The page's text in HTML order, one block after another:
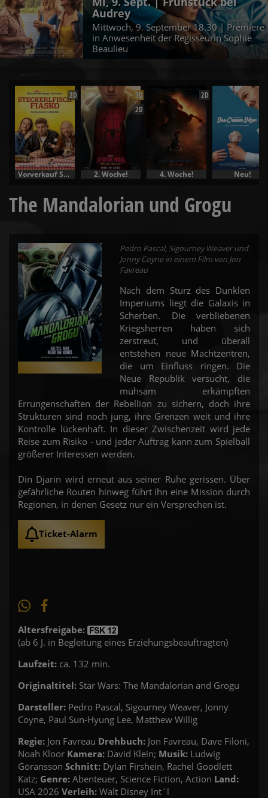
Audrey
Mittwoch, 9. September 18.30 | Premiere
in Anwesenheit der Regisseurin Sophie
Beaulieu
2D
Vorverkauf Specials
3D
2D
2. Woche!
2D
4. Woche! Neu!
The Mandalorian und Grogu
Pedro Pascal, Sigourney Weaver und
Jonny Coyne in einem Film von Jon
Favreau
Nach dem Sturz des Dunklen
Imperiums liegt die Galaxis in
Scherben. Die verbliebenen
Kriegsherren haben sich
zerstreut, und überall
entstehen neue Machtzentren,
die um Einfluss ringen. Die
Neue Republik versucht, die
mühsam erkämpften
Errungenschaften der Rebellion zu sichern, doch ihre
Strukturen sind noch jung, ihre Grenzen weit und ihre
Kontrolle lückenhaft. In dieser Zwischenzeit wird jede
Reise zum Risiko - und jeder Auftrag kann zum Spielball
größerer Interessen werden.
Din Djarin wird erneut aus seiner Ruhe gerissen. Über
gefährliche Routen hinweg führt ihn eine Mission durch
Regionen, in denen Gesetz nur ein Versprechen ist.
Ticket-Alarm
Altersfreigabe:
(ab 6 J. in Begleitung eines Erziehungsbeauftragten)
Laufzeit: ca. 132 min.
Originaltitel: Star Wars: The Mandalorian and Grogu
Darsteller: Pedro Pascal, Sigourney Weaver, Jonny
Coyne, Paul Sun-Hyung Lee, Matthew Willig
Regie: Jon Favreau Drehbuch: Jon Favreau, Dave Filoni,
Noah Kloor Kamera: David Klein; Musik: Ludwig
Göransson Schnitt: Dylan Firshein, Rachel Goodlett
Katz; Genre: Abenteuer, Science Fiction, Action Land:
USA 2026 Verleih: Walt Disney Int´l